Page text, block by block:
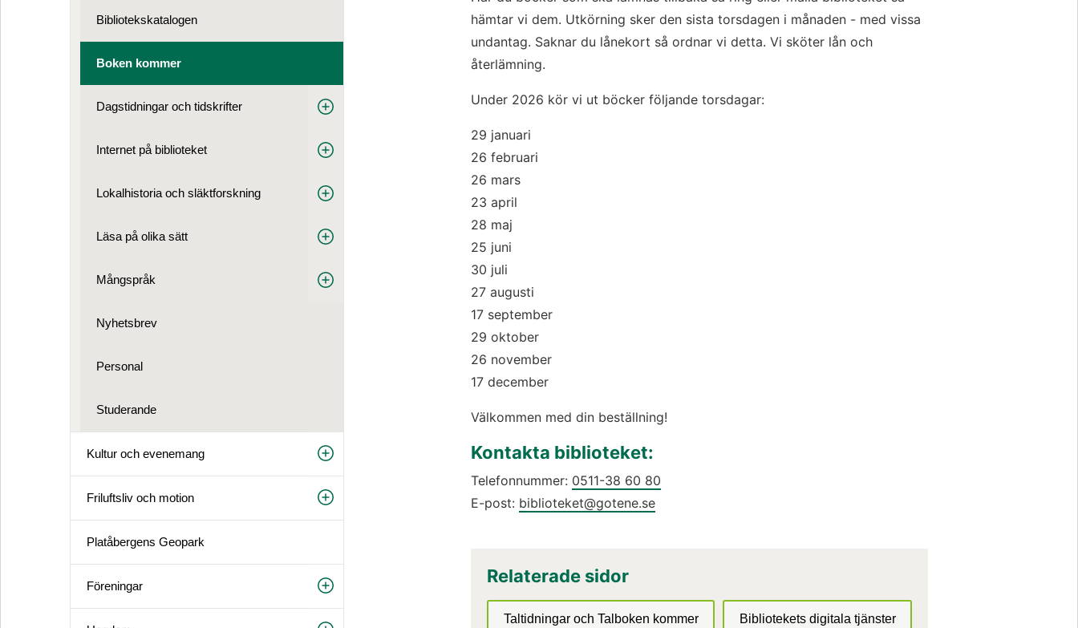
Bibliotekskatalogen
Boken kommer
Dagstidningar och tidskrifter
Internet på biblioteket
Lokalhistoria och släktforskning
Läsa på olika sätt
Mångspråk
Nyhetsbrev
Personal
Studerande
Kultur och evenemang
Friluftsliv och motion
Platåbergens Geopark
Föreningar
hämtar vi dem. Utkörning sker den sista torsdagen i månaden - med vissa
undantag. Saknar du lånekort så ordnar vi detta. Vi sköter lån och
återlämning.
Under 2026 kör vi ut böcker följande torsdagar:
29 januari
26 februari
26 mars
23 april
28 maj
25 juni
30 juli
27 augusti
17 september
29 oktober
26 november
17 december
Välkommen med din beställning!
Kontakta biblioteket:
Telefonnummer: 0511-38 60 80
E-post: biblioteket@gotene.se
Relaterade sidor
Taltidningar och Talboken kommer Bibliotekets digitala tjänster